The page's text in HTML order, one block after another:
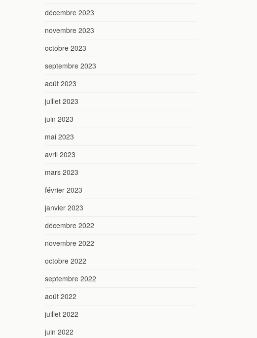
décembre 2023
novembre 2023
octobre 2023
septembre 2023
août 2023
juillet 2023
juin 2023
mai 2023
avril 2023
mars 2023
février 2023
janvier 2023
décembre 2022
novembre 2022
octobre 2022
septembre 2022
août 2022
juillet 2022
juin 2022